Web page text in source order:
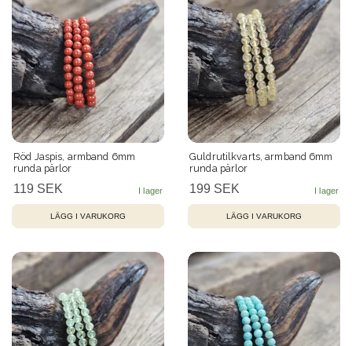
Röd Jaspis, armband 6mm
runda pärlor
119 SEK
Guldrutilkvarts, armband 6mm
runda pärlor
199 SEK